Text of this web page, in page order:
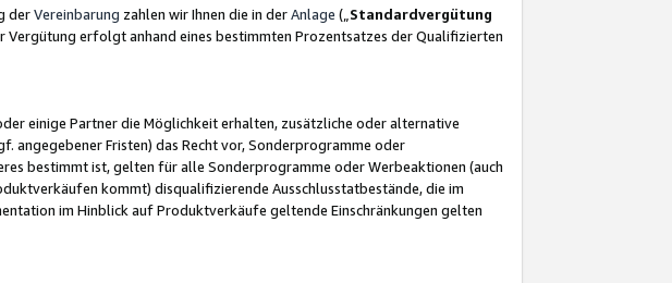
derVereinbarung zahlen wir Ihnen die in derAnlage („ Standardvergütung
Vergütung erfolgt anhand eines bestimmten Prozentsatzes der Qualifizierten
einige Partner die Möglichkeit erhalten, zusätzliche oder alternative
angegebener Fristen) das Recht vor, Sonderprogramme oder
bestimmt ist, gelten für alle Sonderprogramme oder Werbeaktionen (auch
kommt) disqualifizierende Ausschlusstatbestände, die im
im Hinblick auf Produktverkäufe geltende Einschränkungen gelten